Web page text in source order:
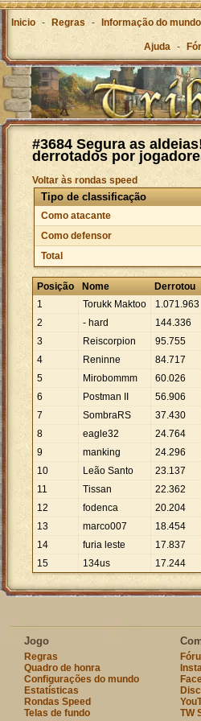
Inicio - Regras - Informação do mundo
Ajuda -
#3684 Segura as
derrotados por
Voltar às rondas speed
Tipo de classificação
Como atacante
Como defensor
Total
Posição Nome
Derrotou
1
Torukk Maktoo 1.071.963
2
- hard 144.336
3
Reiscorpion 95.755
4
Reninne 84.717
5
Mirobommm 60.026
6
Postman II 56.906
7
SombraRS 37.430
8
eagle32 24.764
9
manking 24.296
10
Leão Santo 23.137
11
Tissan 22.362
12
fodenca 20.204
13
marco007 18.454
14
furia leste 17.837
15
134us 17.244
Jogo
Regras
Quadro de honra
Configurações do mundo
Estatísticas
Rondas Speed
Telas de fundo
TW